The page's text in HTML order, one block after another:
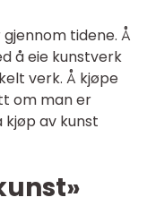
tidene. Å
å eie kunstverk
verk. Å kjøpe
om man er
av kunst